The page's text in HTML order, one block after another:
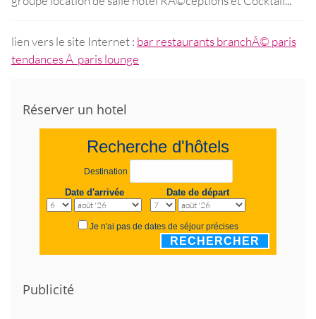
lien vers le site Internet : bar restaurants branchÃ© paris
tendances Ã paris lounge
Réserver un hotel
Recherche d'hôtels
Destination
Date d'arrivée Date de départ
Je n'ai pas de dates de séjour précises
RECHERCHER
Publicité